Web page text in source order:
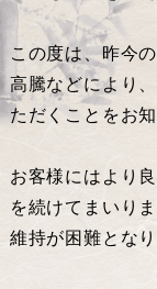
この度は、昨今
高騰などにより
ただくことをお
お客様にはより
を続けてまいり
維持が困難となり